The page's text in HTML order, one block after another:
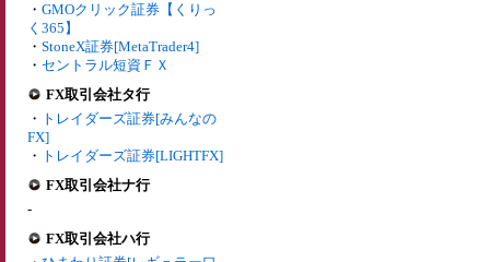
・ GMOクリック証券【くりっ
く365】
・ StoneX証券[MetaTrader4]
・ セントラル短資ＦＸ
FX取引会社タ行
・ トレイダーズ証券[みんなの
FX]
・ トレイダーズ証券[LIGHTFX]
FX取引会社ナ行
-
FX取引会社ハ行